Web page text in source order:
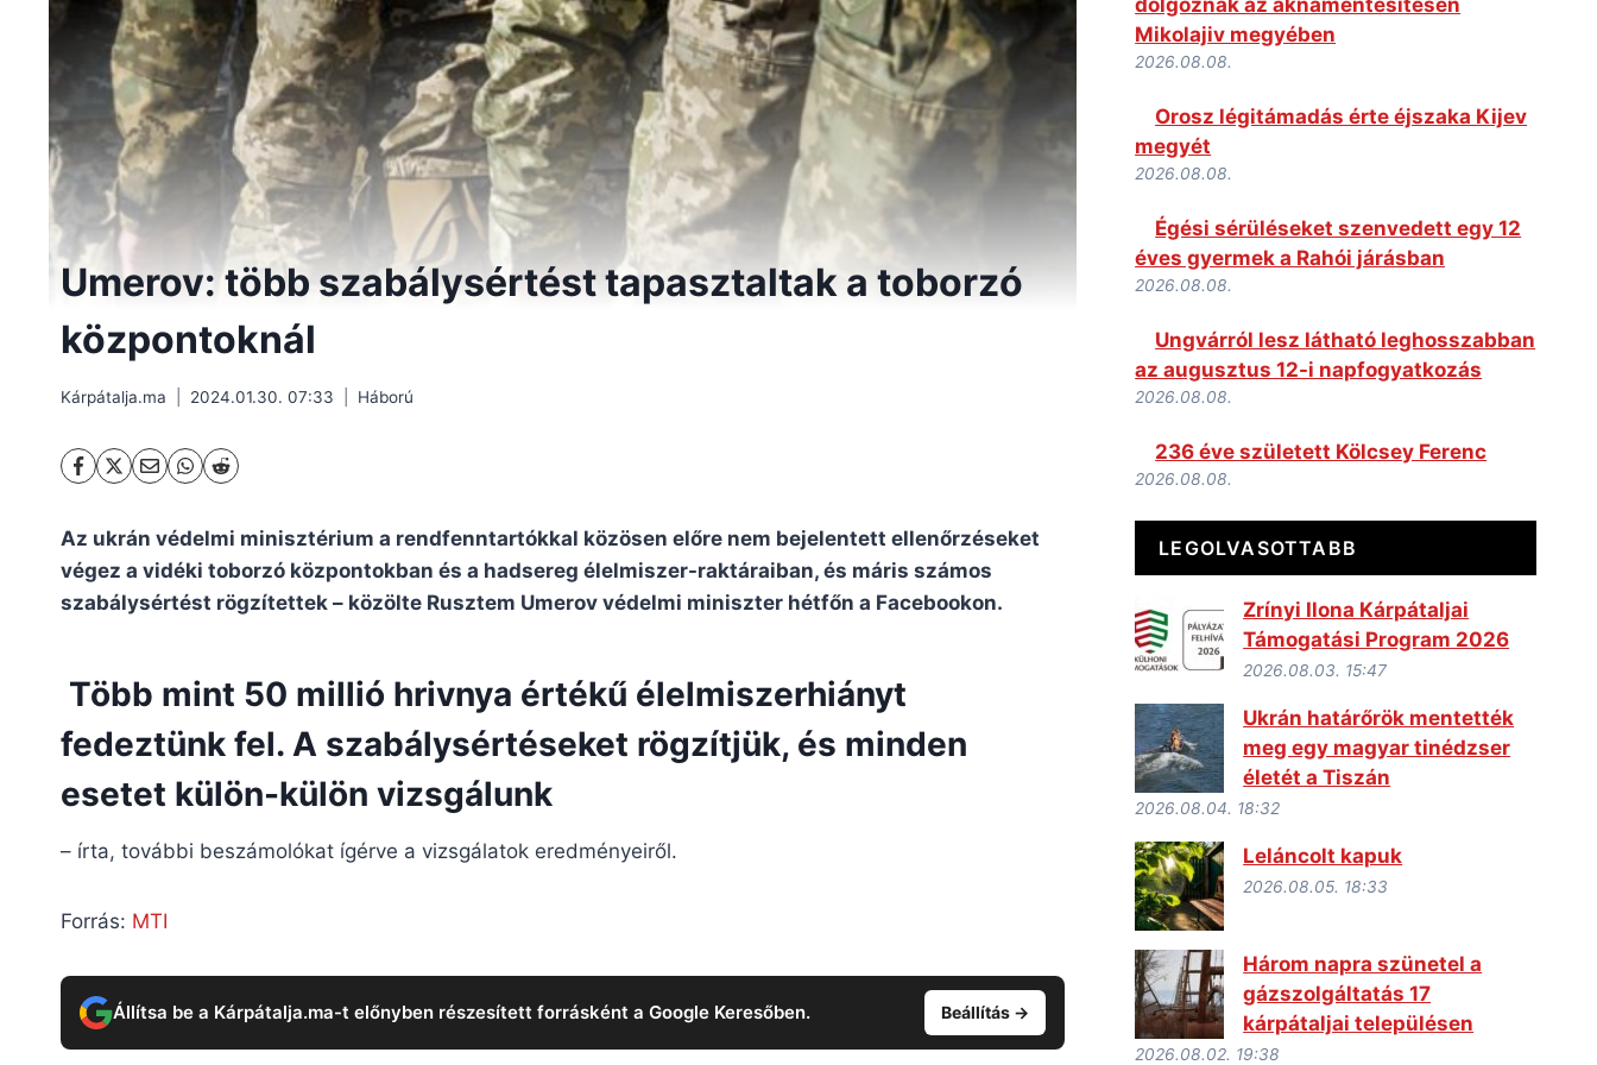
Umerov: több szabálysértést tapasztaltak a toborzó
központoknál
Kárpátalja.ma 2024.01.30. 07:33 Háború
Az ukrán védelmi minisztérium a rendfenntartókkal közösen előre nem bejelentett ellenőrzéseket
végez a vidéki toborzó központokban és a hadsereg élelmiszer-raktáraiban, és máris számos
szabálysértést rögzítettek – közölte Rusztem Umerov védelmi miniszter hétfőn a Facebookon.
Több mint 50 millió hrivnya értékű élelmiszerhiányt
fedeztünk fel. A szabálysértéseket rögzítjük, és minden
esetet külön-külön vizsgálunk
– írta, további beszámolókat ígérve a vizsgálatok eredményeiről.
Forrás: MTI
Állítsa be a Kárpátalja.ma-t előnyben részesített forrásként a Google Keresőben. Beállítás →
Mikolajiv megyében
2026.08.08.
Orosz légitámadás érte éjszaka Kijev
megyét
2026.08.08.
Égési sérüléseket szenvedett egy 12
éves gyermek a Rahói járásban
2026.08.08.
Ungvárról lesz látható leghosszabban
az augusztus 12-i napfogyatkozás
2026.08.08.
236 éve született Kölcsey Ferenc
2026.08.08.
LEGOLVASOTTABB
Zrínyi Ilona Kárpátaljai
Támogatási Program 2026
2026.08.03. 15:47
Ukrán határőrök mentették
meg egy magyar tinédzser
életét a Tiszán
2026.08.04. 18:32
Leláncolt kapuk
2026.08.05. 18:33
Három napra szünetel a
gázszolgáltatás 17
kárpátaljai településen
2026.08.02. 19:38